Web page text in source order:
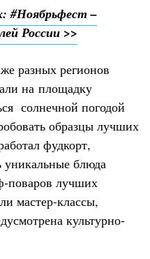
#Ноябрьфест –
России >>
разных регионов
на площадку
солнечной погодой
образцы лучших
фудкорт,
уникальные блюда
поваров лучших
мастер-классы,
культурно-